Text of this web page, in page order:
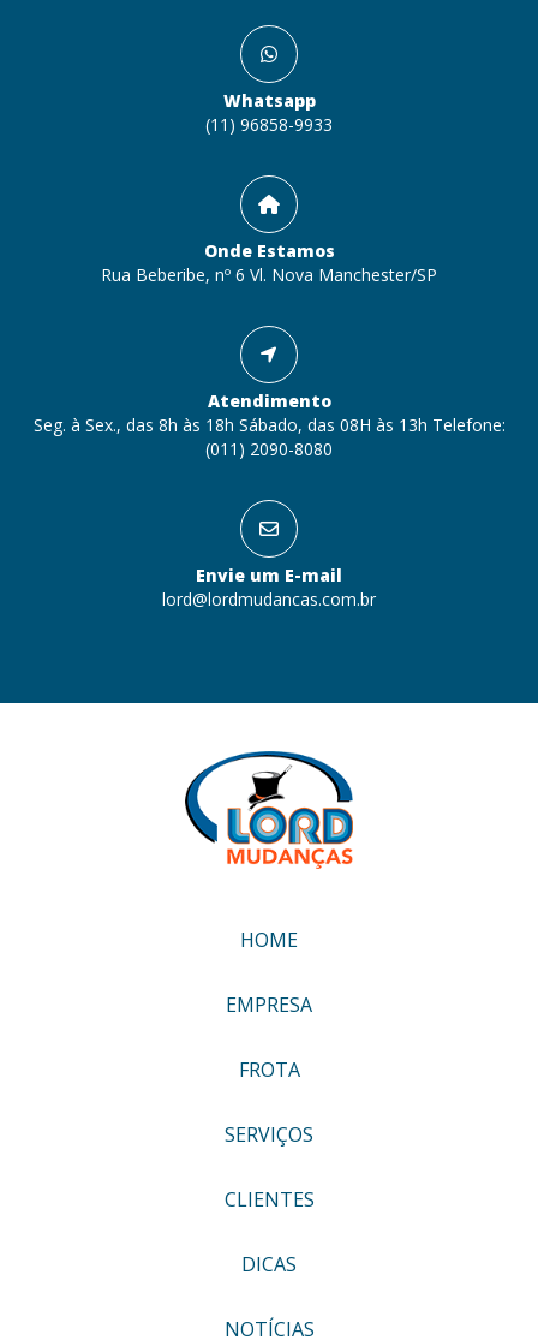
Whatsapp
(11) 96858-9933
Onde Estamos
Rua Beberibe, nº 6 Vl. Nova Manchester/SP
Atendimento
Seg. à Sex., das 8h às 18h Sábado, das 08H às 13h Telefone:
(011) 2090-8080
Envie um E-mail
lord@lordmudancas.com.br
HOME
EMPRESA
FROTA
SERVIÇOS
CLIENTES
DICAS
NOTÍCIAS